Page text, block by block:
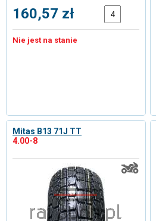
160,57 zł
Nie jest na stanie
Mitas B13 71J TT
4.00-8